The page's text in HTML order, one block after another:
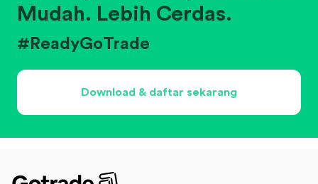
Mudah. Lebih Cerdas.
#ReadyGoTrade
Download & daftar sekarang